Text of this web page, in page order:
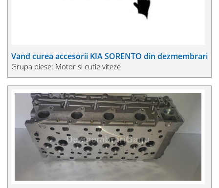
Vand curea accesorii KIA SORENTO din dezmembrari
Grupa piese: Motor si cutie viteze